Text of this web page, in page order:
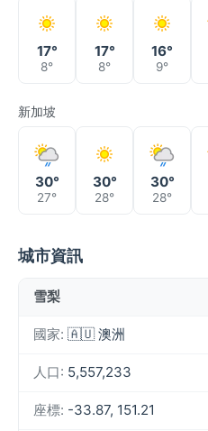
17°
8°
17°
8°
16°
9°
新加坡
30°
27°
30°
28°
30°
28°
城市資訊
雪梨
國家: 🇦🇺 澳洲
人口: 5,557,233
座標: -33.87, 151.21